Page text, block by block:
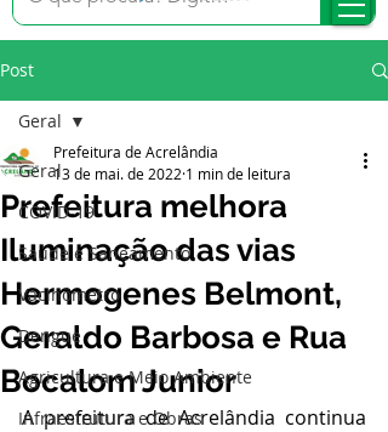
Post
Geral
COVID-19
Saúde e Saneamento
Vacinômetro
Dengue
Agricultura e Meio Ambiente
Infraestrutura e Obras
Geral
Prefeitura melhora
Iluminação das vias
Hermogenes Belmont,
Geraldo Barbosa e Rua
Bocalom Junior
Prefeitura de Acrelândia
13 de mai. de 2022 1 min de leitura
A prefeitura de Acrelândia continua